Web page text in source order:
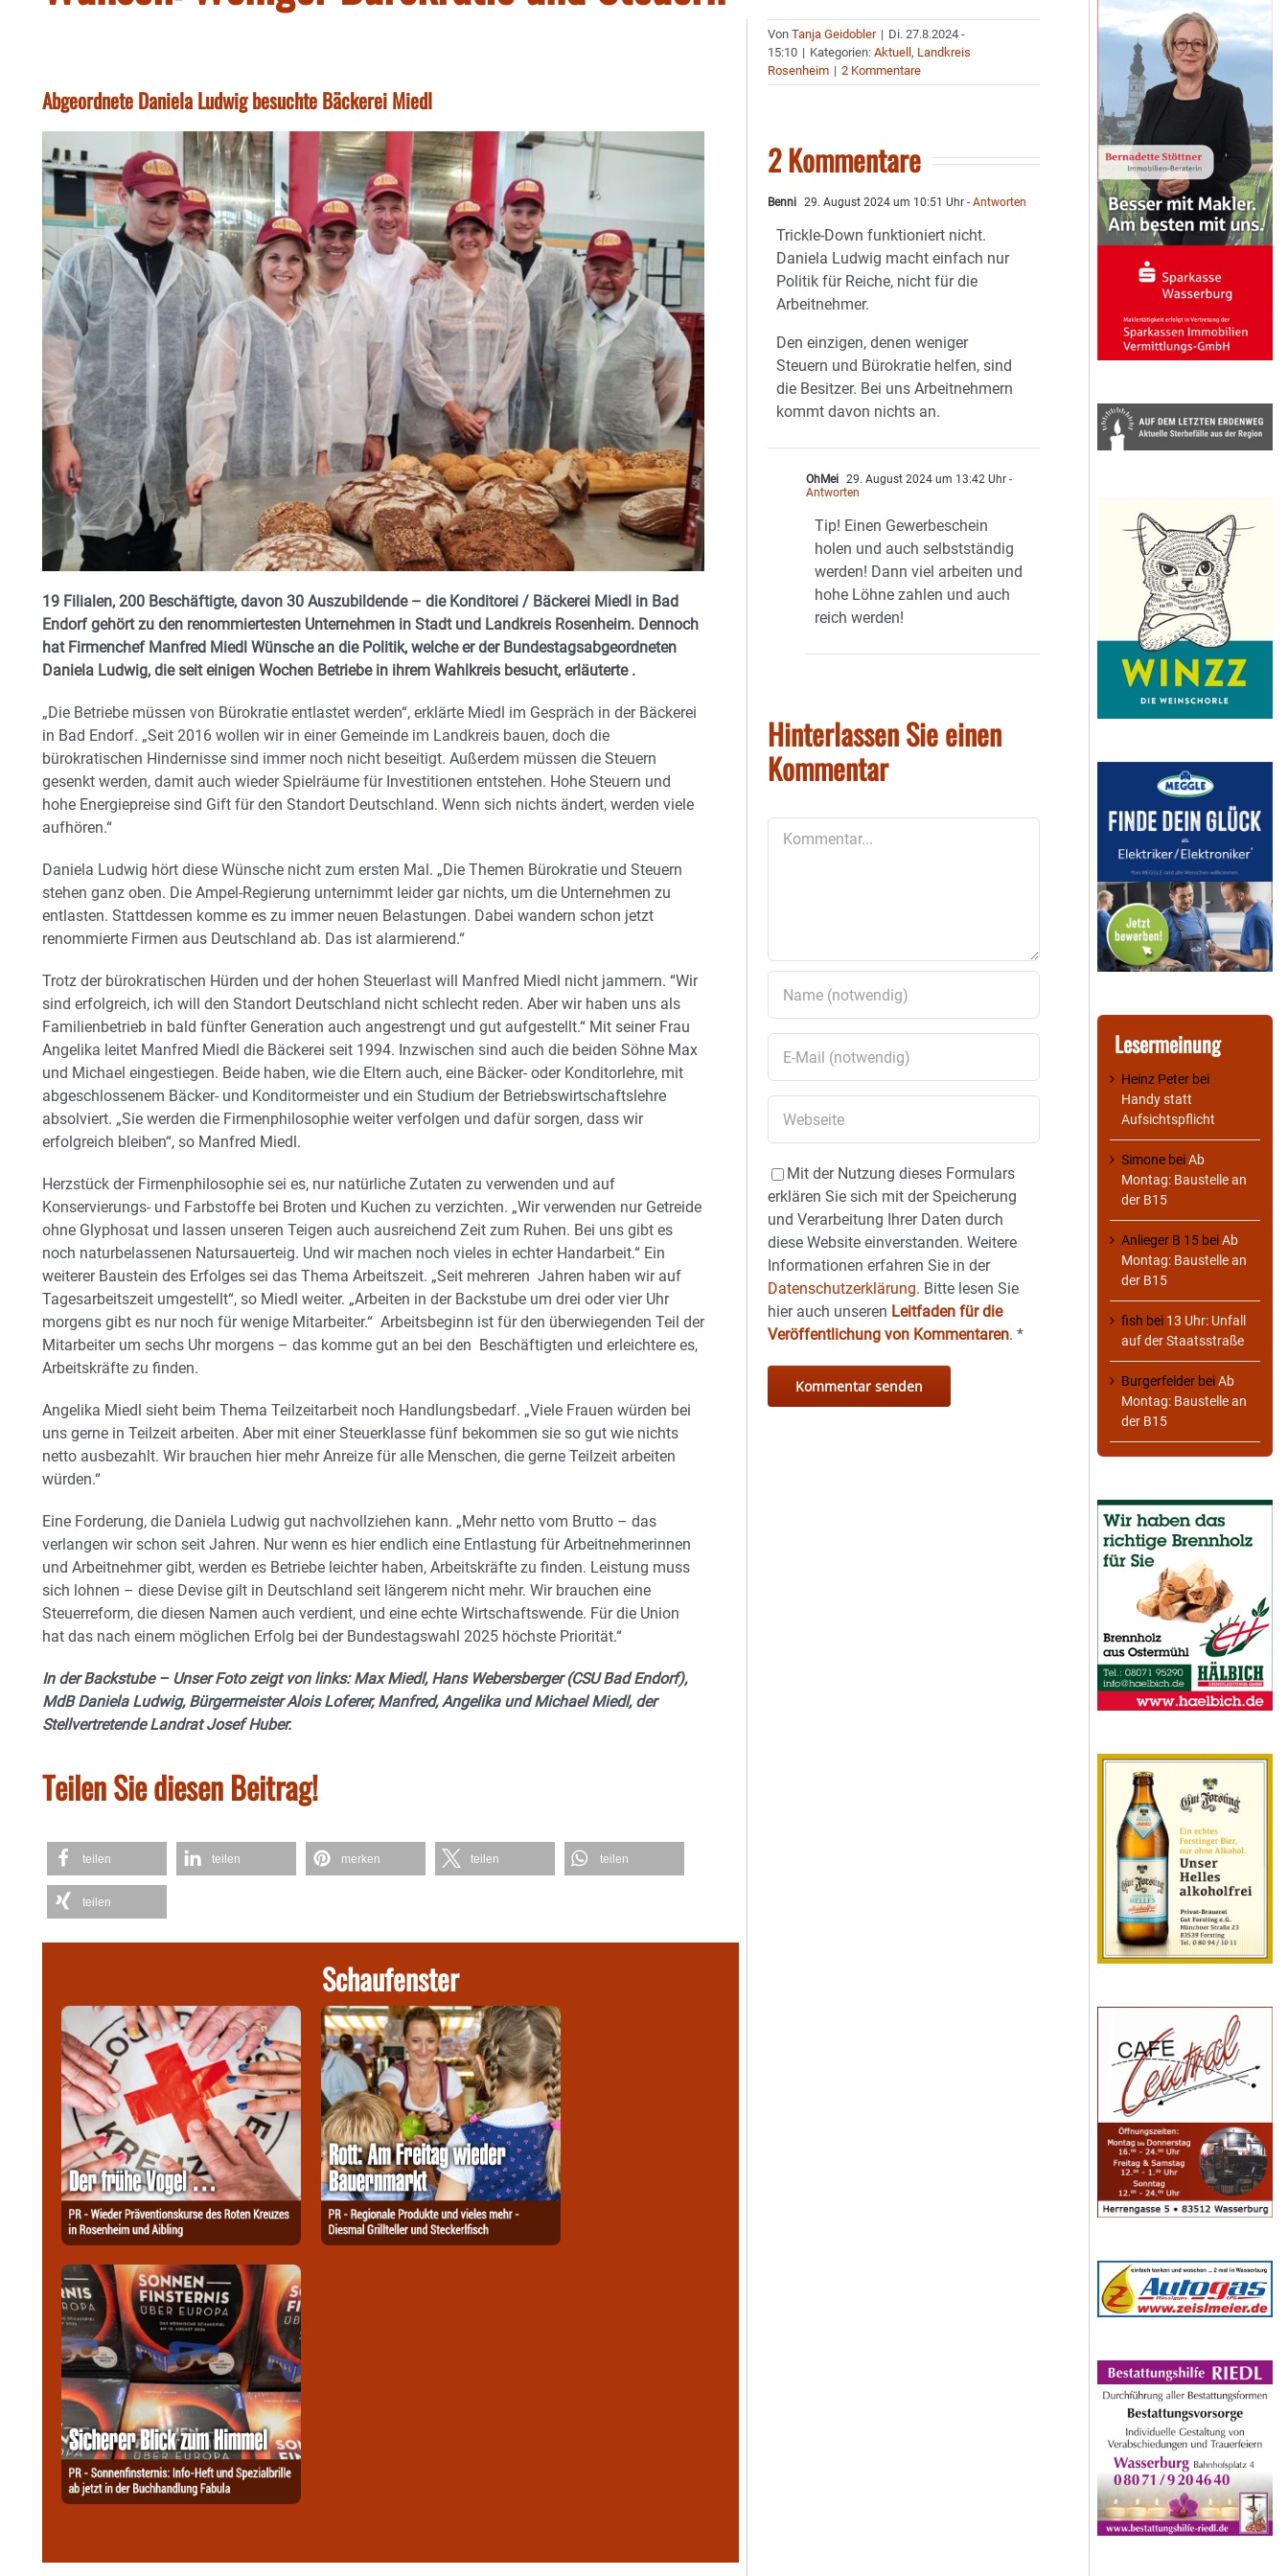
Abgeordnete Daniela Ludwig besuchte Bäckerei Miedl
19 Filialen, 200 Beschäftigte, davon 30 Auszubildende – die Konditorei / Bäckerei Miedl in Bad
Endorf gehört zu den renommiertesten Unternehmen in Stadt und Landkreis Rosenheim. Dennoch
hat Firmenchef Manfred Miedl Wünsche an die Politik, welche er der Bundestagsabgeordneten
Daniela Ludwig, die seit einigen Wochen Betriebe in ihrem Wahlkreis besucht, erläuterte .
„Die Betriebe müssen von Bürokratie entlastet werden“, erklärte Miedl im Gespräch in der Bäckerei
in Bad Endorf. „Seit 2016 wollen wir in einer Gemeinde im Landkreis bauen, doch die
bürokratischen Hindernisse sind immer noch nicht beseitigt. Außerdem müssen die Steuern
gesenkt werden, damit auch wieder Spielräume für Investitionen entstehen. Hohe Steuern und
hohe Energiepreise sind Gift für den Standort Deutschland. Wenn sich nichts ändert, werden viele
aufhören.“
Daniela Ludwig hört diese Wünsche nicht zum ersten Mal. „Die Themen Bürokratie und Steuern
stehen ganz oben. Die Ampel-Regierung unternimmt leider gar nichts, um die Unternehmen zu
entlasten. Stattdessen komme es zu immer neuen Belastungen. Dabei wandern schon jetzt
renommierte Firmen aus Deutschland ab. Das ist alarmierend.“
Trotz der bürokratischen Hürden und der hohen Steuerlast will Manfred Miedl nicht jammern. “Wir
sind erfolgreich, ich will den Standort Deutschland nicht schlecht reden. Aber wir haben uns als
Familienbetrieb in bald fünfter Generation auch angestrengt und gut aufgestellt.“ Mit seiner Frau
Angelika leitet Manfred Miedl die Bäckerei seit 1994. Inzwischen sind auch die beiden Söhne Max
und Michael eingestiegen. Beide haben, wie die Eltern auch, eine Bäcker- oder Konditorlehre, mit
abgeschlossenem Bäcker- und Konditormeister und ein Studium der Betriebswirtschaftslehre
absolviert. „Sie werden die Firmenphilosophie weiter verfolgen und dafür sorgen, dass wir
erfolgreich bleiben“, so Manfred Miedl.
Herzstück der Firmenphilosophie sei es, nur natürliche Zutaten zu verwenden und auf
Konservierungs- und Farbstoffe bei Broten und Kuchen zu verzichten. „Wir verwenden nur Getreide
ohne Glyphosat und lassen unseren Teigen auch ausreichend Zeit zum Ruhen. Bei uns gibt es
noch naturbelassenen Natursauerteig. Und wir machen noch vieles in echter Handarbeit.“ Ein
weiterer Baustein des Erfolges sei das Thema Arbeitszeit. „Seit mehreren Jahren haben wir auf
Tagesarbeitszeit umgestellt“, so Miedl weiter. „Arbeiten in der Backstube um drei oder vier Uhr
morgens gibt es nur noch für wenige Mitarbeiter.“ Arbeitsbeginn ist für den überwiegenden Teil der
Mitarbeiter um sechs Uhr morgens – das komme gut an bei den Beschäftigten und erleichtere es,
Arbeitskräfte zu finden.
Angelika Miedl sieht beim Thema Teilzeitarbeit noch Handlungsbedarf. „Viele Frauen würden bei
uns gerne in Teilzeit arbeiten. Aber mit einer Steuerklasse fünf bekommen sie so gut wie nichts
netto ausbezahlt. Wir brauchen hier mehr Anreize für alle Menschen, die gerne Teilzeit arbeiten
würden.“
Eine Forderung, die Daniela Ludwig gut nachvollziehen kann. „Mehr netto vom Brutto – das
verlangen wir schon seit Jahren. Nur wenn es hier endlich eine Entlastung für Arbeitnehmerinnen
und Arbeitnehmer gibt, werden es Betriebe leichter haben, Arbeitskräfte zu finden. Leistung muss
sich lohnen – diese Devise gilt in Deutschland seit längerem nicht mehr. Wir brauchen eine
Steuerreform, die diesen Namen auch verdient, und eine echte Wirtschaftswende. Für die Union
hat das nach einem möglichen Erfolg bei der Bundestagswahl 2025 höchste Priorität.“
In der Backstube – Unser Foto zeigt von links: Max Miedl, Hans Webersberger (CSU Bad Endorf),
MdB Daniela Ludwig, Bürgermeister Alois Loferer, Manfred, Angelika und Michael Miedl, der
Stellvertretende Landrat Josef Huber.
Teilen Sie diesen Beitrag!
teilen teilen merken teilen teilen
teilen
Schaufenster
VonTanja Geidobler | Di. 27.8.2024 -
15:10 | Kategorien:Aktuell, Landkreis
Rosenheim | 2 Kommentare
2 Kommentare
Benni 29. August 2024 um 10:51 Uhr - Antworten
Trickle-Down funktioniert nicht.
Daniela Ludwig macht einfach nur
Politik für Reiche, nicht für die
Arbeitnehmer.
Den einzigen, denen weniger
Steuern und Bürokratie helfen, sind
die Besitzer. Bei uns Arbeitnehmern
kommt davon nichts an.
OhMei 29. August 2024 um 13:42 Uhr -
Antworten
Tip! Einen Gewerbeschein
holen und auch selbstständig
werden! Dann viel arbeiten und
hohe Löhne zahlen und auch
reich werden!
Hinterlassen Sie einen
Kommentar
Mit der Nutzung dieses Formulars
erklären Sie sich mit der Speicherung
und Verarbeitung Ihrer Daten durch
diese Website einverstanden. Weitere
Informationen erfahren Sie in der
Datenschutzerklärung. Bitte lesen Sie
hier auch unseren Leitfaden für die
Veröffentlichung von Kommentaren.*
Lesermeinung
Heinz Peter bei
Handy statt
Aufsichtspflicht
Simone beiAb
Montag: Baustelle an
der B15
Anlieger B 15 beiAb
Montag: Baustelle an
der B15
fish bei 13 Uhr: Unfall
auf der Staatsstraße
Burgerfelder beiAb
Montag: Baustelle an
der B15